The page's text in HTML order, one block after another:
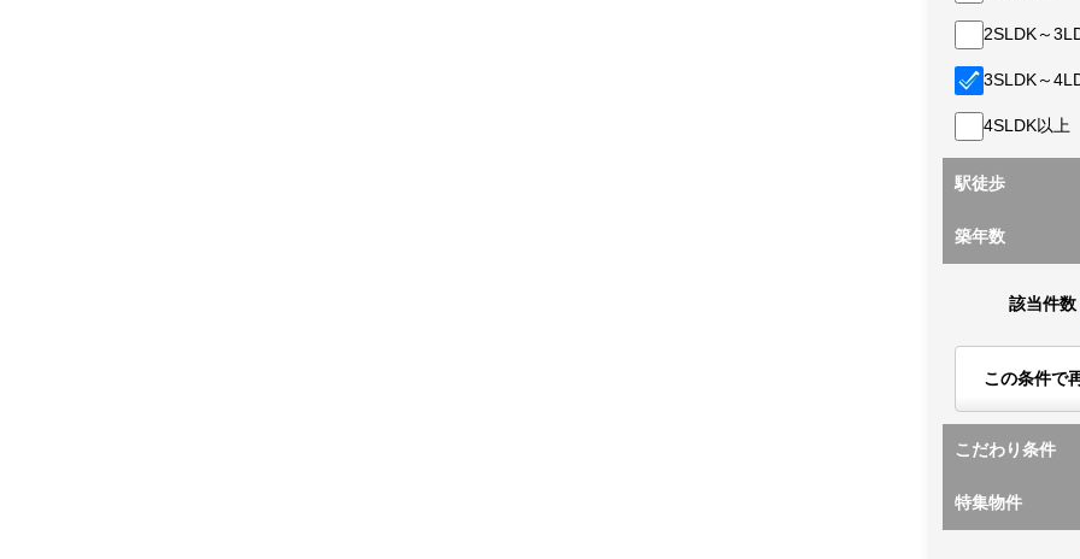
2SLDK～
3SLDK～
4SLDK以上
駅徒歩
築年数
該当件数
この条件で
こだわり条件
特集物件